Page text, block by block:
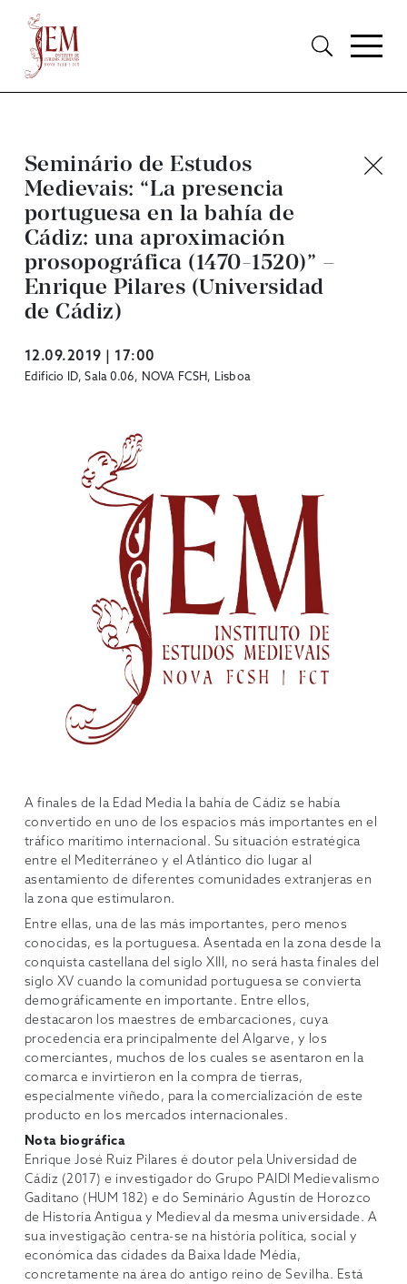
Seminário de Estudos
Medievais: “La presencia
portuguesa en la bahía de
Cádiz: una aproximación
prosopográfica (1470-1520)” –
Enrique Pilares (Universidad
de Cádiz)
12.09.2019 | 17:00
Edificio ID, Sala 0.06, NOVA FCSH, Lisboa
A finales de la Edad Media la bahía de Cádiz se había
convertido en uno de los espacios más importantes en el
tráfico marítimo internacional. Su situación estratégica
entre el Mediterráneo y el Atlántico dio lugar al
asentamiento de diferentes comunidades extranjeras en
la zona que estimularon.
Entre ellas, una de las más importantes, pero menos
conocidas, es la portuguesa. Asentada en la zona desde la
conquista castellana del siglo XIII, no será hasta finales del
siglo XV cuando la comunidad portuguesa se convierta
demográficamente en importante. Entre ellos,
destacaron los maestres de embarcaciones, cuya
procedencia era principalmente del Algarve, y los
comerciantes, muchos de los cuales se asentaron en la
comarca e invirtieron en la compra de tierras,
especialmente viñedo, para la comercialización de este
producto en los mercados internacionales.
Nota biográfica
Enrique José Ruiz Pilares é doutor pela Universidad de
Cádiz (2017) e investigador do Grupo PAIDI Medievalismo
Gaditano (HUM 182) e do Seminário Agustín de Horozco
de Historia Antigua y Medieval da mesma universidade. A
sua investigação centra-se na história política, social y
económica das cidades da Baixa Idade Média,
concretamente na área do antigo reino de Sevilha. Está